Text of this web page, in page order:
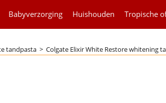
Babyverzorging Huishouden Tropische
tandpasta > Colgate Elixir White Restore whitening